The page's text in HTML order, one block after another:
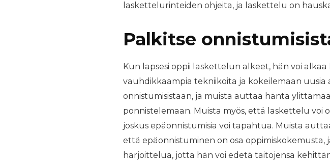
laskettelurinteiden ohjeita, ja laskettelu on
Palkitse
Kun lapsesi oppii laskettelun alkeet, hän voi
vauhdikkaampia tekniikoita ja kokeilemaan uusia
onnistumisistaan, ja muista auttaa häntä
ponnistelemaan. Muista myös, että laskettelu voi
joskus epäonnistumisia voi tapahtua. Muista
että epäonnistuminen on osa
harjoittelua, jotta hän voi edetä taitojensa